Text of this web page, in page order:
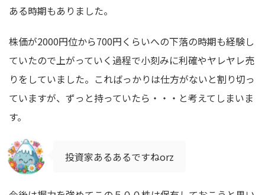
ある時期もありました。
株価が2000円位から700円くらいへの下落の時期も経験し
ていたので上がっていく過程で小刻みに利確やヤレヤレ売
りをしていました。こればっかりは仕方がないと割り切っ
ていますが、ずっと持っていたら・・・と考えてしまいま
す。
投資家あるあるですねorz